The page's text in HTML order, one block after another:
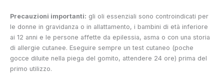
Precauzioni importanti: gli oli essenziali sono controindicati per
le donne in gravidanza o in allattamento, i bambini di età inferiore
ai 12 anni e le persone affette da epilessia, asma o con una storia
di allergie cutanee. Eseguire sempre un test cutaneo (poche
gocce diluite nella piega del gomito, attendere 24 ore) prima del
primo utilizzo.